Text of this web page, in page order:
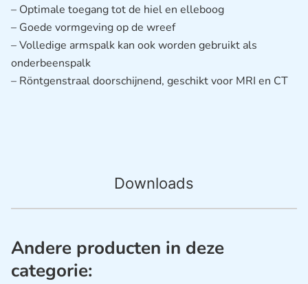
Downloads
– Optimale toegang tot de hiel en elleboog
– Goede vormgeving op de wreef
– Volledige armspalk kan ook worden gebruikt als
onderbeenspalk
– Röntgenstraal doorschijnend, geschikt voor MRI en CT
Andere producten in deze
categorie: